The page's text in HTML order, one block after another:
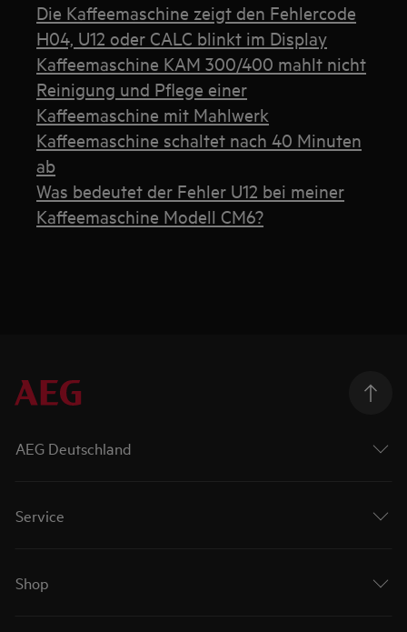
Die Kaffeemaschine zeigt den Fehlercode
H04, U12 oder CALC blinkt im Display
Kaffeemaschine KAM 300/400 mahlt nicht
Reinigung und Pflege einer
Kaffeemaschine mit Mahlwerk
Kaffeemaschine schaltet nach 40 Minuten
ab
Was bedeutet der Fehler U12 bei meiner
Kaffeemaschine Modell CM6?
AEG Deutschland
Service
Shop